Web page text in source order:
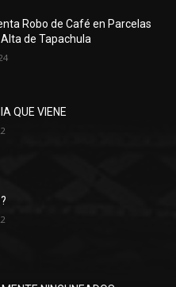
Robo de Café en Parcelas
de Tapachula
QUE VIENE